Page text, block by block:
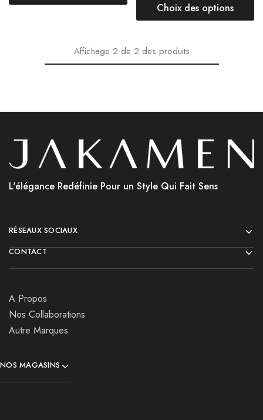
Choix des options
Affichage 2 de 2 des produits
L'élégance Redéfinie Pour un Style Qui Fait Sens
RÉSEAUX SOCIAUX
CONTACT
A Propos
Nos Collaborations
Autre Marques
NOS MAGASINS